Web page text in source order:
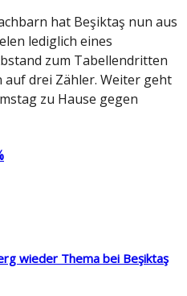
hat Beşiktaş nun aus
lediglich eines
zum Tabellendritten
drei Zähler. Weiter geht
zu Hause gegen
wieder Thema bei Beşiktaş